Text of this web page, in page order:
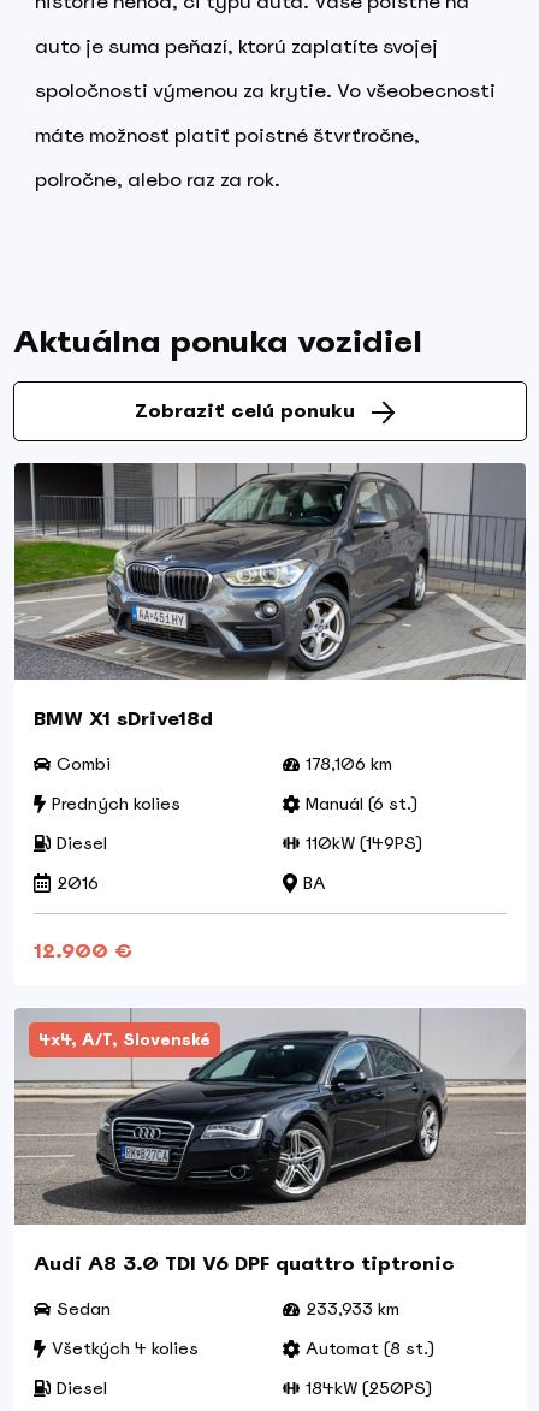
auto je suma peňazí, ktorú zaplatíte svojej
spoločnosti výmenou za krytie. Vo všeobecnosti
máte možnosť platiť poistné štvrťročne,
polročne, alebo raz za rok.
Aktuálna ponuka vozidiel
Zobraziť celú ponuku
BMW X1 sDrive18d
Combi
178,106 km
Predných kolies
Manuál (6 st.)
Diesel
110kW (149PS)
2016
BA
12.900 €
4x4, A/T, Slovenské
Audi A8 3.0 TDI V6 DPF quattro tiptronic
Sedan
233,933 km
Všetkých 4 kolies
Automat (8 st.)
Diesel
184kW (250PS)